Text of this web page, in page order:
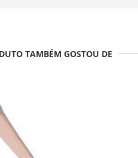
TAMBÉM GOSTOU DE